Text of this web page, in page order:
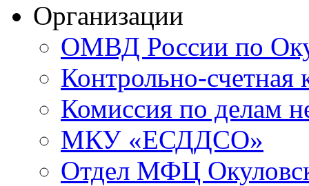
Организации
ОМВД России по
Контрольно-счетная
Комиссия по делам
МКУ «ЕСДДСО»
Отдел МФЦ